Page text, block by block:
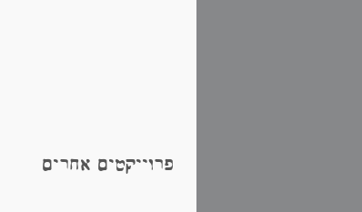
פרוייקטים אחרים